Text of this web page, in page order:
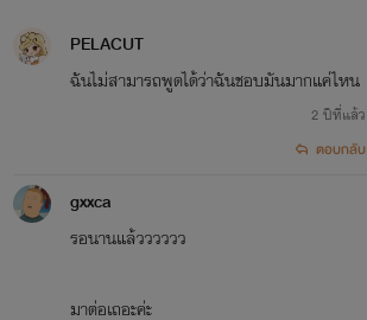
PELACUT
ฉันไม่สามารถพูดได้ว่าฉันชอบมันมากแค่ไหน
2 ปีที่แล้ว
ตอบกลับ
gxxca
รอนานแล้วววววว​
มาต่อเถอะค่ะ